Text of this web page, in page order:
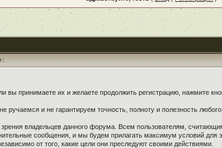
принимаете их и желаете продолжить регистрацию, нажмите
и не гарантируем точность, полноту и полезность
владельцев данного форума. Всем пользователям,
сообщения, и мы будем прилагать максимум условий
от того, какие цели они преследуют своими действиями.